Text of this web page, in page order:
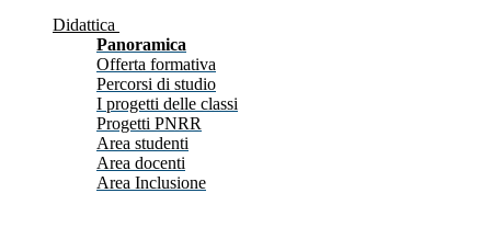
Didattica
Panoramica
Offerta formativa
Percorsi di studio
I progetti delle classi
Progetti PNRR
Area studenti
Area docenti
Area Inclusione